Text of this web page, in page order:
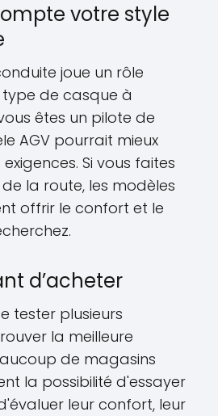
votre style
joue un rôle
de casque à
êtes un pilote de
AGV pourrait mieux
Si vous faites
la route, les modèles
offrir le confort et le
d’acheter
tester plusieurs
la meilleure
de magasins
la possibilité d'essayer
leur confort, leur